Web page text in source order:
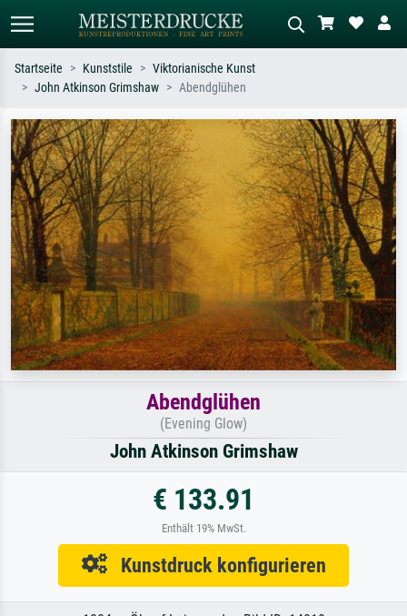
Suchen Sie nach Künstlern, Werktiteln
oder Stilen – z.B. Monet,
Sternennacht, Impressionismus, Welle
Hokusai, Akt.
Beschreiben Sie die Szene – z.B. Grüne
Wiese, Abstrakt mit viel Rot, Dunkles
Ölgemälde, Stehender Akt neben einem
Baum.
Startseite Kunststile
Viktorianische Kunst
John Atkinson Grimshaw
Abendglühen
Abendglühen
(Evening Glow)
John Atkinson Grimshaw
€ 133.91
Enthält 19% MwSt.
Kunstdruck konfigurieren